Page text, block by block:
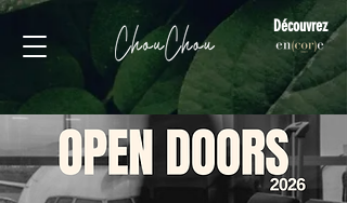
Découvrez